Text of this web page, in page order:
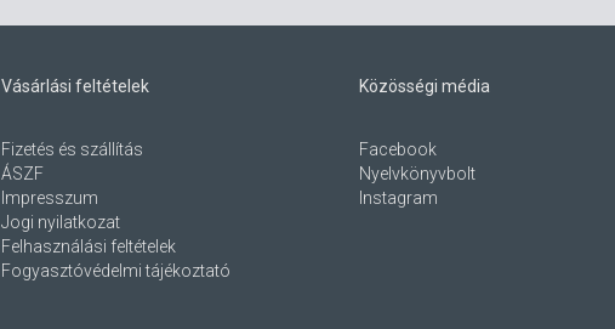
Vásárlási feltételek
Fizetés és szállítás
ÁSZF
Impresszum
Jogi nyilatkozat
Felhasználási feltételek
Fogyasztóvédelmi tájékoztató
Közösségi média
Facebook
Nyelvkönyvbolt
Instagram